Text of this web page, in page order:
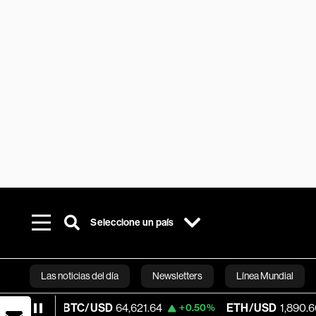
Seleccione un país
Las noticias del día Newsletters Línea Mundial
Bloomberg
BTC/USD 64,621.64 +0.50% ETH/USD 1,890.608